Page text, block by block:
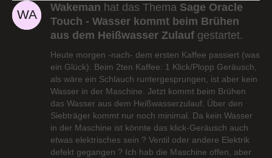
Wakeman hat das Thema Sage Oracle
Touch - Wasser kommt beim Brühen
aus dem Heißwasser Zulauf gestartet.
Heute morgen -nach- dem ersten Kaffee passiert (was
ein Glück): Beim 2ten Kaffee: 1 Klick/Plopp Geräusch,
als wäre ein Schlauch runtergesprungen, ist aber kein
Wasser in der Maschine. Jetzt kommt beim Brühen
das Wasser aus dem Heißwasserzulauf. Über den
Siebträger kommt nur noch minimal. Da kein Wasser
in der Maschine ist könnte das klick-Geräusch auch
etwas elektrisches sein ? Ventil oder andere Elektrik
defekt gegangen ? Ich hab die Maschine offen, aber